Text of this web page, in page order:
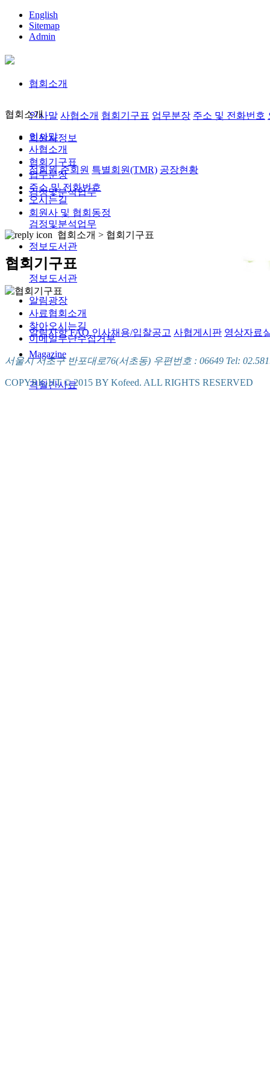
English
Sitemap
Admin
협회소개
인사말 사협소개 협회기구표 업무분장 주소 및 전화번호
회원사정보
정회원,준회원 특별회원(TMR) 공장현황
검정및분석업무
검정및분석업무
정보도서관
정보도서관
알림광장
알림사항 FAQ 인사채용/입찰공고 사협게시판 영상자료
Magazine
격월간사료
협회소개
인사말
사협소개
협회기구표
업무분장
주소 및 전화번호
오시는길
회원사 및 협회동정
협회소개 > 협회기구표
협회기구표
사료협회소개
찾아오시는길
이메일무단수집거부
서울시 서초구 반포대로76(서초동) 우편번호 : 06649 Tel:
COPYRIGHT © 2015 BY Kofeed. ALL RIGHTS RESERVED